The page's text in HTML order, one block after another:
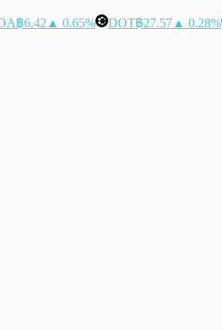
฿6.42 ▲ 0.65% DOT฿27.57 ▲ 0.28%